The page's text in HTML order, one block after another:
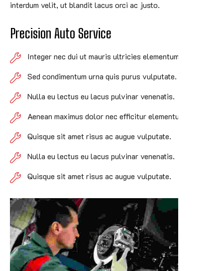
interdum velit, ut blandit lacus orci ac justo.
Precision Auto Service
Integer nec dui ut mauris ultricies elementum.
Sed condimentum urna quis purus vulputate.
Nulla eu lectus eu lacus pulvinar venenatis.
Aenean maximus dolor nec efficitur elementum.
Quisque sit amet risus ac augue vulputate.
Nulla eu lectus eu lacus pulvinar venenatis.
Quisque sit amet risus ac augue vulputate.